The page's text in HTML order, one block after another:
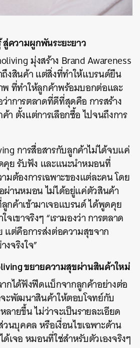
สู่ความผูกพันระยะยาว
มุ่งสร้าง Brand Awareness
ถึงสินค้า แต่สิ่งที่ทำให้แบรนด์ยืน
ที่ทำให้ลูกค้าพร้อมบอกต่อและ
าการตลาดที่ดีที่สุดคือ การสร้าง
า ตั้งแต่การเลือกซื้อ ไปจนถึงการ
การสื่อสารกับลูกค้าไม่ได้จบแค่
คุย รับฟัง และแนะนำหมอนที่
มต้องการเฉพาะของแต่ละคน โดย
ผ่านหมอน ไม่ได้อยู่แค่ตัวสินค้า
กค้าเข้ามาเจอแบรนด์ ได้พูดคุย
เขาจริงๆ “เรามองว่า การตลาด
แต่คือการส่งต่อความสุขจาก
จริงใจ”
ขยายความสุขผ่านสินค้าใหม่
ากได้ฟังฟีดแบ็กจากลูกค้าอย่างต่อ
ะพัฒนาสินค้าให้ตอบโจทย์กับ
ายขึ้น ไม่ว่าจะเป็นรายละเอียด
วนบุคคล หรือเงื่อนไขเฉพาะด้าน
เจอ หมอนที่ใช่สำหรับตัวเองจริงๆ